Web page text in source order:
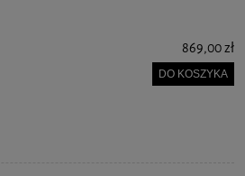
869,00 zł
DO KOSZYKA